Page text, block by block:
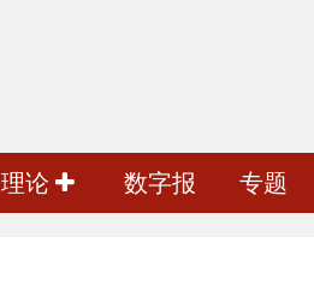
理论 数字报 专题